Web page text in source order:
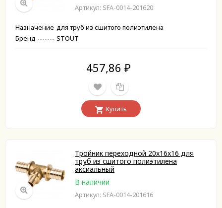
Артикул: SFA-0014-201620
Назначение для труб из сшитого полиэтилена
Бренд
STOUT
457,86 ₽
Купить
Тройник переходной 20x16x16 для
труб из сшитого полиэтилена
аксиальный
В наличии
Артикул: SFA-0014-201616